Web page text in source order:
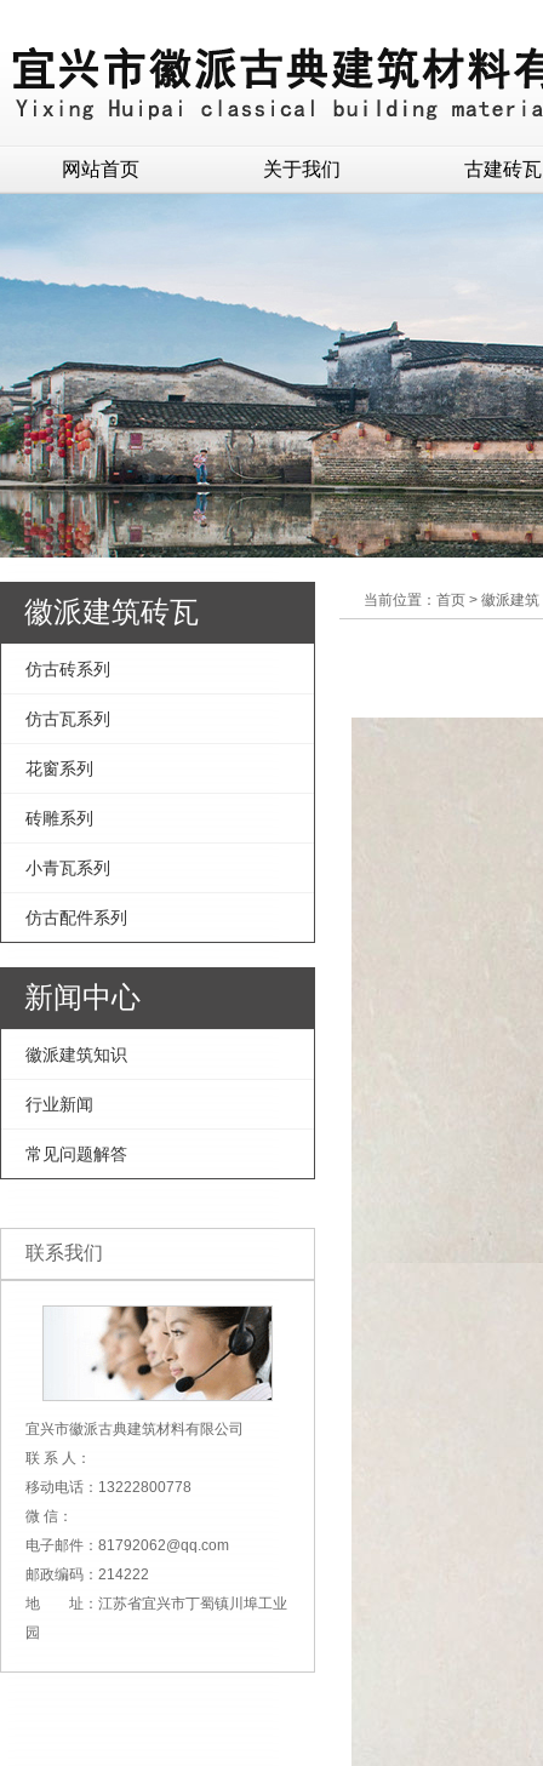
网站首页 关于我们 古建砖瓦
徽派建筑砖瓦
仿古砖系列
仿古瓦系列
花窗系列
砖雕系列
小青瓦系列
仿古配件系列
新闻中心
徽派建筑知识
行业新闻
常见问题解答
联系我们
宜兴市徽派古典建筑材料有限公司
联 系 人：
移动电话：13222800778
微 信：
电子邮件：81792062@qq.com
邮政编码：214222
地 址：江苏省宜兴市丁蜀镇川埠工业
园
当前位置：首页 > 徽派建筑